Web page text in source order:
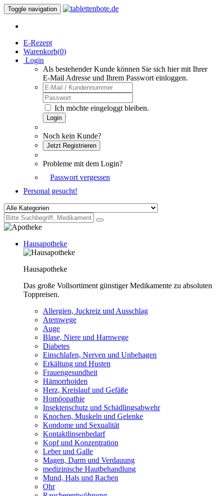
Toggle navigation
E-Rezept
Warenkorb(0)
Login
Als bestehender Kunde können Sie sich hier mit Ihrer
E-Mail Adresse und Ihrem Passwort einloggen.
Ich möchte eingeloggt bleiben.
Login
Noch kein Kunde?
Jetzt Registrieren
Probleme mit dem Login?
Passwort vergessen
Personal gesucht!
Hausapotheke
Hausapotheke
Das große Vollsortiment günstiger Medikamente zu absoluten
Toppreisen.
Allergien, Juckreiz und Ausschlag
Atemwege
Auge
Blase, Niere und Harnwege
Diabetes
Einschlafen, Nerven und Unbehagen
Erkältung und Husten
Frauengesundheit
Hämorrhoiden
Herz, Kreislauf und Gefäße
Homöopathie
Insektenschutz und Schädlingsabwehr
Knochen, Muskeln und Gelenke
Kondome und Sexualität
Kontaktlinsenbedarf
Kopf und Konzentration
Leber und Galle
Magen, Darm und Verdauung
medizinische Hautbehandlung
Mund, Hals und Rachen
Ohr